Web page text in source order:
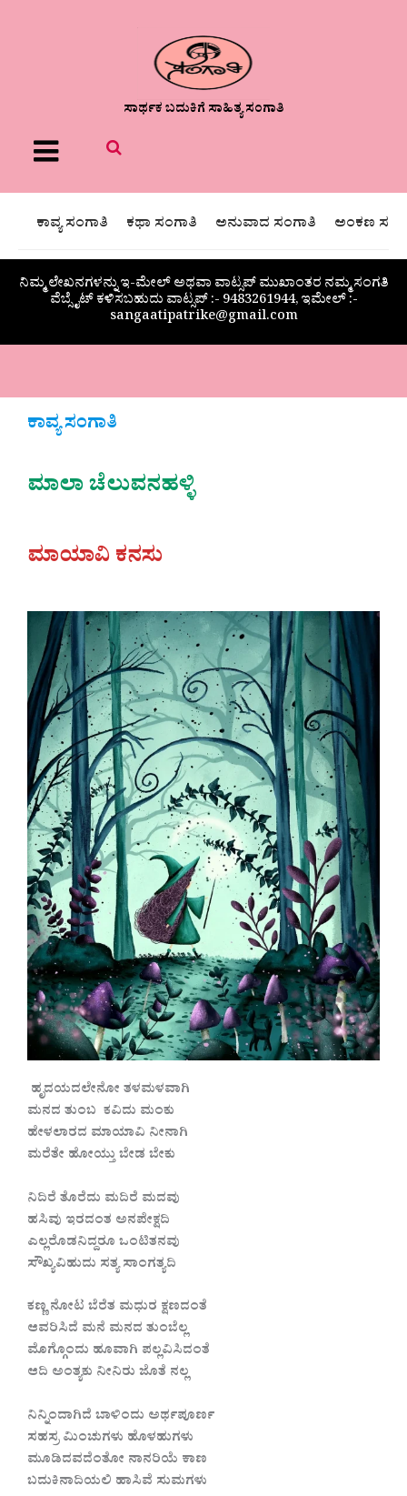
ಸಾರ್ಥಕ ಬದುಕಿಗೆ ಸಾಹಿತ್ಯ ಸಂಗಾತಿ
Menu
ಕಾವ್ಯ ಸಂಗಾತಿ ಕಥಾ ಸಂಗಾತಿ ಅನುವಾದ ಸಂಗಾತಿ ಅಂಕಣ
ನಿಮ್ಮ ಲೇಖನಗಳನ್ನು ಇ-ಮೇಲ್ ಅಥವಾ ವಾಟ್ಸಪ್ ಮುಖಾಂತರ ನಮ್ಮ ಸಂಗತಿ
ವೆಬ್ಸೈಟ್ ಕಳಿಸಬಹುದು ವಾಟ್ಸಪ್‌ :- 9483261944, ಇಮೇಲ್ :-
sangaatipatrike@gmail.com
ಕಾವ್ಯ ಸಂಗಾತಿ
ಮಾಲಾ ಚೆಲುವನಹಳ್ಳಿ
ಮಾಯಾವಿ ಕನಸು
ಹೃದಯದಲೇನೋ ತಳಮಳವಾಗಿ
ಮನದ ತುಂಬ ಕವಿದು ಮಂಕು
ಹೇಳಲಾರದ ಮಾಯಾವಿ ನೀನಾಗಿ
ಮರೆತೇ ಹೋಯ್ತು ಬೇಡ ಬೇಕು
ನಿದಿರೆ ತೊರೆದು ಮದಿರೆ ಮದವು
ಹಸಿವು ಇರದಂತ ಅನಪೇಕ್ಷದಿ
ಎಲ್ಲರೊಡನಿದ್ದರೂ ಒಂಟಿತನವು
ಸೌಖ್ಯವಿಹುದು ಸತ್ಯ ಸಾಂಗತ್ಯದಿ
ಕಣ್ಣ ನೋಟ ಬೆರೆತ ಮಧುರ ಕ್ಷಣದಂತೆ
ಆವರಿಸಿದೆ ಮನೆ ಮನದ ತುಂಬೆಲ್ಲ
ಮೊಗ್ಗೊಂದು ಹೂವಾಗಿ ಪಲ್ಲವಿಸಿದಂತೆ
ಆದಿ ಅಂತ್ಯಕು ನೀನಿರು ಜೊತೆ ನಲ್ಲ
ನಿನ್ನಿಂದಾಗಿದೆ ಬಾಳಿಂದು ಅರ್ಥಪೂರ್ಣ
ಸಹಸ್ರ ಮಿಂಚುಗಳು ಹೊಳಹುಗಳು
ಮೂಡಿದವದೆಂತೋ ನಾನರಿಯೆ ಕಾಣ
ಬದುಕಿನಾದಿಯಲಿ ಹಾಸಿವೆ ಸುಮಗಳು